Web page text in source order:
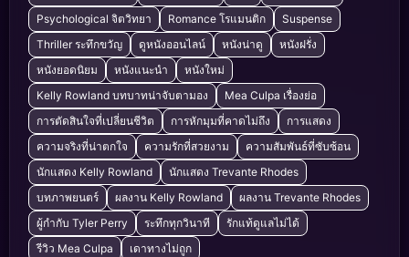
Psychological จิตวิทยา
Romance โรแมนติก
Suspense
Thriller ระทึกขวัญ
ดูหนังออนไลน์ หนังน่าดู
หนังฝรั่ง
หนังยอดนิยม
หนังแนะนำ
หนังใหม่
Kelly Rowland บทบาทน่าจับตามอง
Mea Culpa เรื่องย่อ
การตัดสินใจที่เปลี่ยนชีวิต
การหักมุมที่คาดไม่ถึง
การแสดง
ความจริงที่น่าตกใจ
ความรักที่สวยงาม
ความสัมพันธ์ที่ซับซ้อน
นักแสดง Kelly Rowland
นักแสดง Trevante Rhodes
บทภาพยนตร์
ผลงาน Kelly Rowland
ผลงาน Trevante Rhodes
ผู้กำกับ Tyler Perry
ระทึกทุกวินาที
รักแท้ดูแลไม่ได้
รีวิว Mea Culpa
เดาทางไม่ถูก